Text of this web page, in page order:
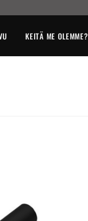
KEITÄ ME OLEMME?